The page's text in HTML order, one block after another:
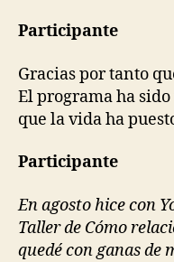
Participante
Gracias por tanto
El programa ha
que la vida ha
Participante
En agosto hice con
Taller de Cómo
quedé con ganas de